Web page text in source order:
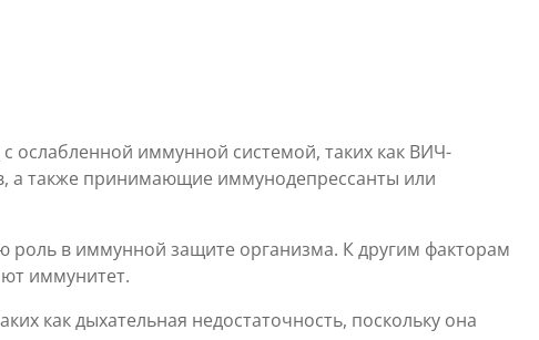
иммунной системой, таких как ВИЧ-
а также принимающие иммунодепрессанты или
роль в иммунной защите организма. К другим факторам
иммунитет.
как дыхательная недостаточность, поскольку она